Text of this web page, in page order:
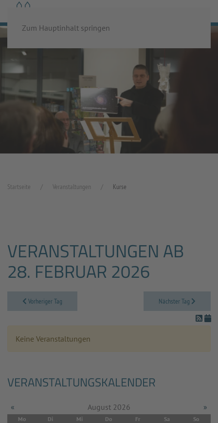
Zum Hauptinhalt springen
Startseite Veranstaltungen Kurse
VERANSTALTUNGEN AB
28. FEBRUAR 2026
Vorheriger Tag Nächster Tag
Keine Veranstaltungen
VERANSTALTUNGSKALENDER
« August 2026 »
Mo Di Mi Do Fr Sa
So